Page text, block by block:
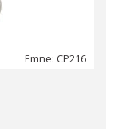
Emne: CP216